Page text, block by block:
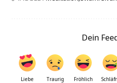
Dein
Liebe Traurig Fröhlich